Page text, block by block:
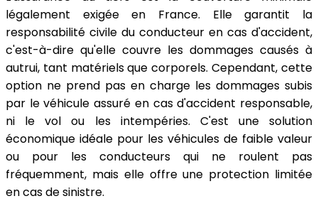
légalement exigée en France. Elle garantit la
responsabilité civile du conducteur en cas d'accident,
c'est-à-dire qu'elle couvre les dommages causés à
autrui, tant matériels que corporels. Cependant, cette
option ne prend pas en charge les dommages subis
par le véhicule assuré en cas d'accident responsable,
ni le vol ou les intempéries. C'est une solution
économique idéale pour les véhicules de faible valeur
ou pour les conducteurs qui ne roulent pas
fréquemment, mais elle offre une protection limitée
en cas de sinistre.